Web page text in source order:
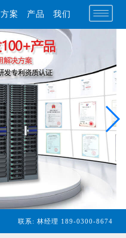
方案 产品 我们
联系: 林经理 189-0300-8674